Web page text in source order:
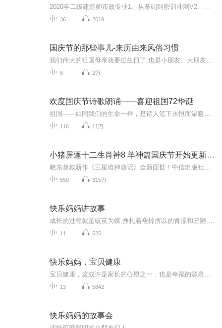
36 2619
国庆节的那些事儿-来历由来风俗习惯
6 2万
欢度国庆节诗歌朗诵——喜迎祖国72华诞
116 11万
小猪屏蓬十二生肖神8 羊神篇国庆节开始更新啦！
550 315万
快乐妈妈讲故事
11 525
快乐妈妈，宝贝健康
13 5842
快乐妈妈的故事会